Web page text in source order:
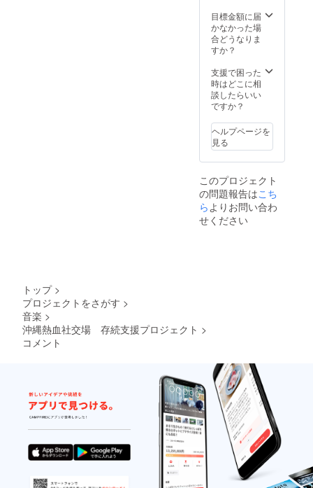
目標金額に届
かなかった場
合どうなりま
すか？
支援で困った
時はどこに相
談したらいい
ですか？
ヘルプページを
見る
このプロジェクト
の問題報告はこち
ら よりお問い合わ
せください
トップ >
プロジェクトをさがす >
音楽 >
沖縄熱血社交場 存続支援プロジェクト >
コメント